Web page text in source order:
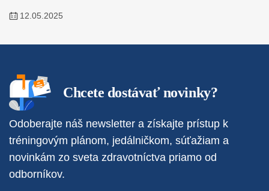
12.05.2025
Chcete dostávať novinky?
Odoberajte náš newsletter a získajte prístup k
tréningovým plánom, jedálničkom, súťažiam a
novinkám zo sveta zdravotníctva priamo od
odborníkov.